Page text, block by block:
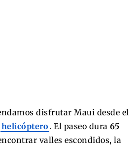
disfrutar Maui desde el
helicóptero . El paseo dura 65
valles escondidos, la